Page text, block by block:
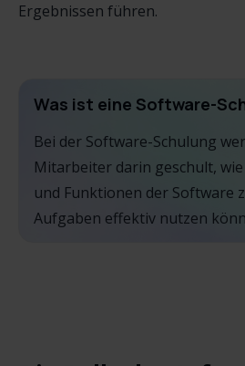
Ergebnissen führen.
Was ist eine Software-
Bei der Software-Schulung
Mitarbeiter darin geschult,
und Funktionen der Software
Aufgaben effektiv nutzen